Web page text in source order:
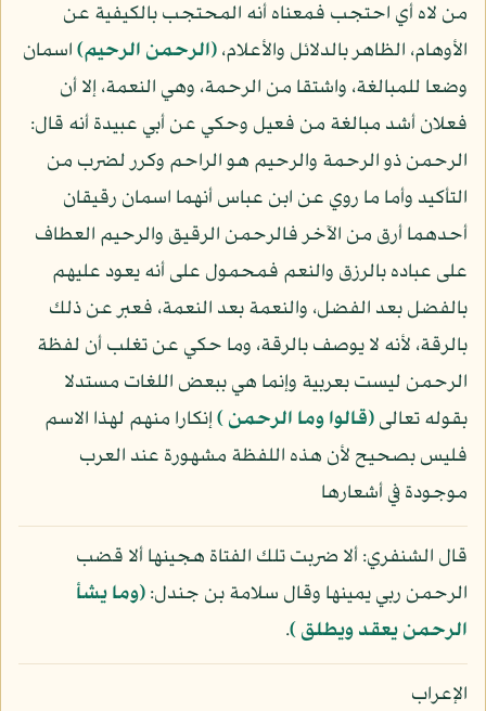
من لاه أي احتجب فمعناه أنه المحتجب بالكيفية عن
الأوهام، الظاهر بالدلائل والأعلام،﴿الرحمن الرحيم﴾اسمان
وضعا للمبالغة، واشتقا من الرحمة، وهي النعمة، إلا أن
فعلان أشد مبالغة من فعيل وحكي عن أبي عبيدة أنه قال:
الرحمن ذو الرحمة والرحيم هو الراحم وكرر لضرب من
التأكيد وأما ما روي عن ابن عباس أنهما اسمان رقيقان
أحدهما أرق من الآخر فالرحمن الرقيق والرحيم العطاف
على عباده بالرزق والنعم فمحمول على أنه يعود عليهم
بالفضل بعد الفضل، والنعمة بعد النعمة، فعبر عن ذلك
بالرقة، لأنه لا يوصف بالرقة، وما حكي عن تغلب أن لفظة
الرحمن ليست بعربية وإنما هي ببعض اللغات مستدلا
بقوله تعالى﴿قالوا وما الرحمن ﴾إنكارا منهم لهذا الاسم
فليس بصحيح لأن هذه اللفظة مشهورة عند العرب
موجودة في أشعارها
قال الشنفري: ألا ضربت تلك الفتاة هجينها ألا قضب
الرحمن ربي يمينها وقال سلامة بن جندل:(وما يشأ
الرحمن يعقد ويطلق ).
الإعراب